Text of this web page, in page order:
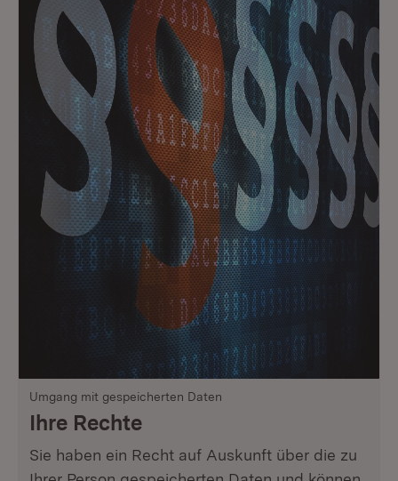
Umgang mit gespeicherten Daten
Ihre Rechte
Sie haben ein Recht auf Auskunft über die zu